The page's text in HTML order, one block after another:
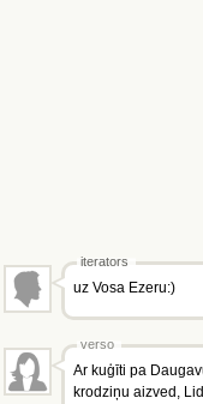
iterators
uz Vosa Ezeru:)
verso
Ar kuģīti pa
krodziņu aizved,